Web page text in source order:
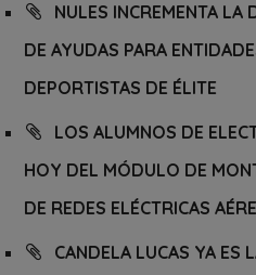
NULES INCREMENTA LA
DE AYUDAS PARA
DEPORTISTAS DE ÉLITE
LOS ALUMNOS DE
HOY DEL MÓDULO DE
DE REDES ELÉCTRICAS
CANDELA LUCAS YA ES